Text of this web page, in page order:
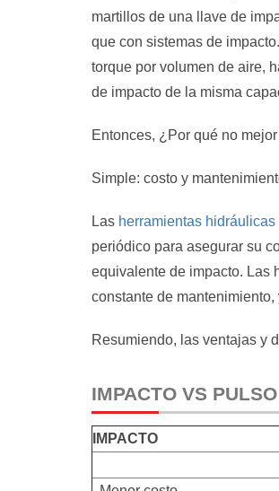
martillos de una llave de
que con sistemas de
torque por volumen de aire,
de impacto de la misma
Entonces, ¿Por qué no
Simple: costo y
Las herramientas hidráulicas
periódico para asegurar su
equivalente de impacto. Las
constante de
Resumiendo, las ventajas y
IMPACTO VS PULSO
IMPACTO